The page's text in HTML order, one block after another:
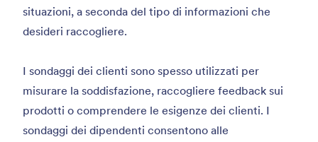
situazioni, a seconda del tipo di informazioni che
desideri raccogliere.
I sondaggi dei clienti sono spesso utilizzati per
misurare la soddisfazione, raccogliere feedback sui
prodotti o comprendere le esigenze dei clienti. I
sondaggi dei dipendenti consentono alle